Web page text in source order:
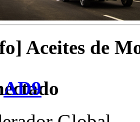
Aceites de
AD9